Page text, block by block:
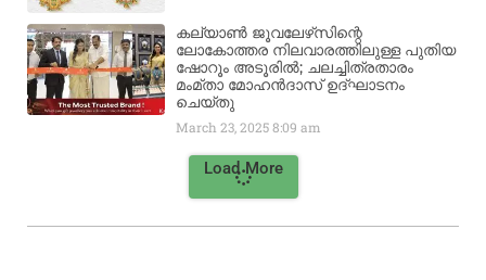
കല്യാൺ ജൂവലേഴ്‌സിന്റെ
ലോകോത്തര നിലവാരത്തിലുള്ള പുതിയ
ഷോറൂം അടൂരിൽ; ചലച്ചിത്രതാരം
മംമ്താ മോഹൻദാസ് ഉദ്ഘാടനം
ചെയ്‌തു
March 23, 20258:09 am
Load More